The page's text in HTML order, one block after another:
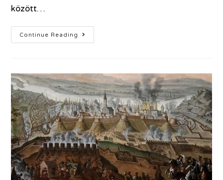
között…
Continue Reading